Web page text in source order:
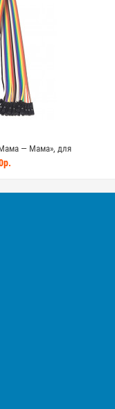
— Мама», для
Arduino, STM32,